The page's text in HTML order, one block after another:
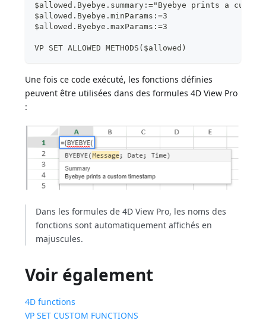
$allowed.Byebye.summary:="Byebye prints a
$allowed.Byebye.minParams:=3
$allowed.Byebye.maxParams:=3
VP SET ALLOWED METHODS($allowed)
Une fois ce code exécuté, les fonctions définies
peuvent être utilisées dans des formules 4D View Pro
:
Dans les formules de 4D View Pro, les noms des
fonctions sont automatiquement affichés en
majuscules.
Voir également
4D functions
VP SET CUSTOM FUNCTIONS